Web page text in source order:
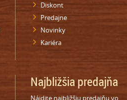
Diskont
Predajne
Novinky
Kariéra
Najbližšia predajňa
Nájdite najbližšiu predajňu vo